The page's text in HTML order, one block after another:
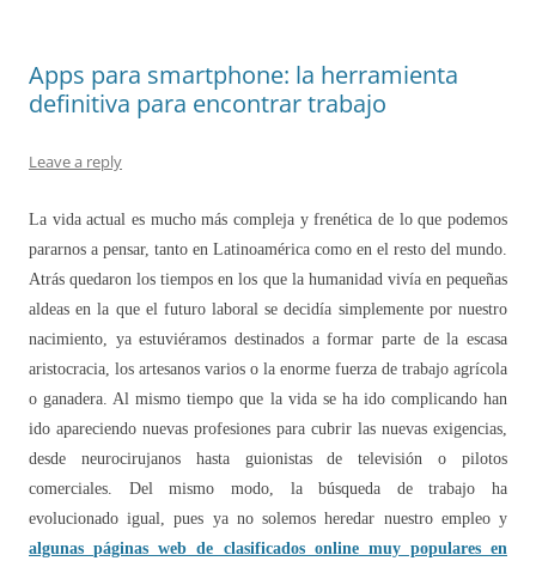
Apps para smartphone: la herramienta
definitiva para encontrar trabajo
Leave a reply
La vida actual es mucho más compleja y frenética de lo que podemos
pararnos a pensar, tanto en Latinoamérica como en el resto del mundo.
Atrás quedaron los tiempos en los que la humanidad vivía en pequeñas
aldeas en la que el futuro laboral se decidía simplemente por nuestro
nacimiento, ya estuviéramos destinados a formar parte de la escasa
aristocracia, los artesanos varios o la enorme fuerza de trabajo agrícola
o ganadera. Al mismo tiempo que la vida se ha ido complicando han
ido apareciendo nuevas profesiones para cubrir las nuevas exigencias,
desde neurocirujanos hasta guionistas de televisión o pilotos
comerciales. Del mismo modo, la búsqueda de trabajo ha
evolucionado igual, pues ya no solemos heredar nuestro empleo y
algunaspáginas web de clasificados onlinemuy populares en